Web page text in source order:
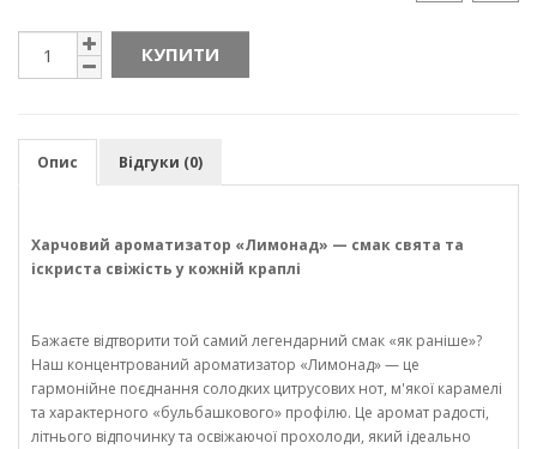
КУПИТИ
Опис Відгуки (0)
Харчовий ароматизатор «Лимонад» — смак свята та
іскриста свіжість у кожній краплі
Бажаєте відтворити той самий легендарний смак «як раніше»?
Наш концентрований ароматизатор «Лимонад» — це
гармонійне поєднання солодких цитрусових нот, м'якої карамелі
та характерного «бульбашкового» профілю. Це аромат радості,
літнього відпочинку та освіжаючої прохолоди, який ідеально